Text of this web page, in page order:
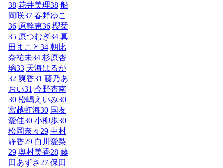
38 花井美理38 船
岡咲37 春野ゆこ
36 原幹恵36 櫻栞
35 原つむぎ34 真
田まこと34 朝比
奈祐未34 杉原杏
璃33 天海はるか
32 爽香31 藤乃あ
おい31 今野杏南
30 松嶋えいみ30
宮越虹海30 国友
愛佳30 小柳歩30
松岡奈々 29 中村
静香29 白川愛梨
29 奥村美香28 藤
田あずさ 27 保田